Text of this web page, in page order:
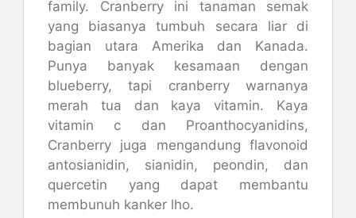
family. Cranberry ini tanaman semak
yang biasanya tumbuh secara liar di
bagian utara Amerika dan Kanada.
Punya banyak kesamaan dengan
blueberry, tapi cranberry warnanya
merah tua dan kaya vitamin. Kaya
vitamin c dan Proanthocyanidins,
Cranberry juga mengandung flavonoid
antosianidin, sianidin, peondin, dan
quercetin yang dapat membantu
membunuh kanker lho.